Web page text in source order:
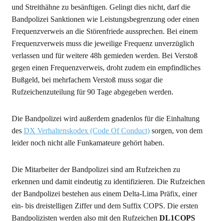
und Streithähne zu besänftigen. Gelingt dies nicht, darf die
Bandpolizei Sanktionen wie Leistungsbegrenzung oder einen
Frequenzverweis an die Störenfriede aussprechen. Bei einem
Frequenzverweis muss die jeweilige Frequenz unverzüglich
verlassen und für weitere 48h gemieden werden. Bei Verstoß
gegen einen Frequenzverweis, droht zudem ein empfindliches
Bußgeld, bei mehrfachem Verstoß muss sogar die
Rufzeichenzuteilung für 90 Tage abgegeben werden.
Die Bandpolizei wird außerdem gnadenlos für die Einhaltung
des DX Verhaltenskodex (Code Of Conduct)sorgen, von dem
leider noch nicht alle Funkamateure gehört haben.
Die Mitarbeiter der Bandpolizei sind am Rufzeichen zu
erkennen und damit eindeutig zu identifizieren. Die Rufzeichen
der Bandpolizei bestehen aus einem Delta-Lima Präfix, einer
ein- bis dreistelligen Ziffer und dem Suffix COPS. Die ersten
Bandpolizisten werden also mit den Rufzeichen DL1COPS